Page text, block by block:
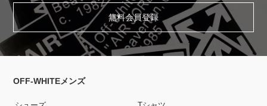
無料会員登録
OFF-WHITEメンズ